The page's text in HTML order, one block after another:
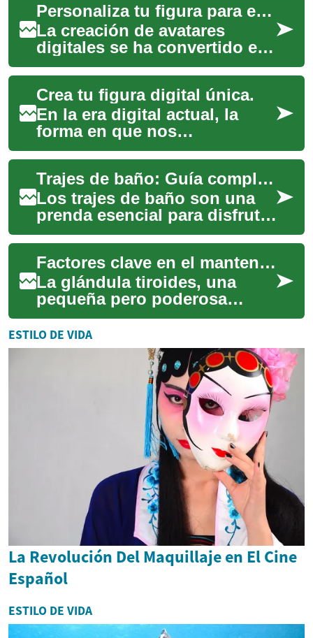
Personaliza tu figura para el mundo virtual.
La creación de avatares
digitales se ha convertido en
una parte fundamental de
nuestra interacción en el
panorama onl...
Crea tu figura digital única.
En la era digital actual, la
forma en que nos
presentamos en línea es cada
vez más importante. Una
figura digital, o ...
Trajes de baño: Guía completa sobre estilos, materiales y tendencias
Los trajes de baño son una
prenda esencial para disfrutar
del verano, la playa y la
piscina. Estos versátiles
atuendo...
Factores clave en el mantenimiento de una tiroides sana
La glándula tiroides, una
pequeña pero poderosa
glándula con forma de
mariposa ubicada en la base
del cuello, desempe...
ESTILO DE VIDA
La Revolución Del Maquillaje en El Cine
Español
ESTILO DE VIDA